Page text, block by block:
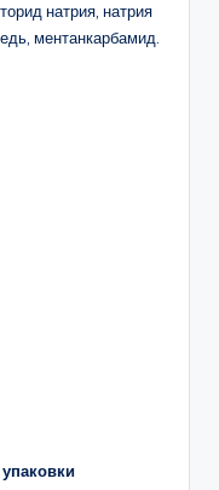
натрия, натрия
ментанкарбамид.
упаковки